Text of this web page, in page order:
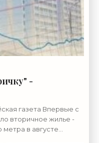
-
газета Впервые с
вторичное жилье -
метра в августе